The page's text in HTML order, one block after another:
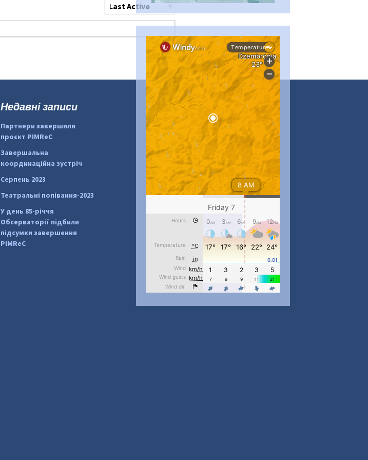
Сортувати
#PipIvanToday...
pimrec_project
#PipIvanToday ...
pimrec_project
Недавні записи
Партнери завершили
проєкт PIMReC
Завершальна
координаційна зустріч
Серпень 2023
Театральні попівання-2023
У день 85-річчя
Обсерваторії підбили
підсумки завершення
PIMReC